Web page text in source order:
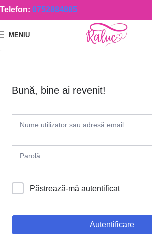
Telefon: 0752884885
MENIU
Bună, bine ai revenit!
Păstrează-mă autentificat
Autentificare